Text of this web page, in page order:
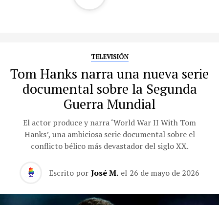
TELEVISIÓN
Tom Hanks narra una nueva serie
documental sobre la Segunda
Guerra Mundial
El actor produce y narra ‘World War II With Tom
Hanks’, una ambiciosa serie documental sobre el
conflicto bélico más devastador del siglo XX.
Escrito por José M. el 26 de mayo de 2026